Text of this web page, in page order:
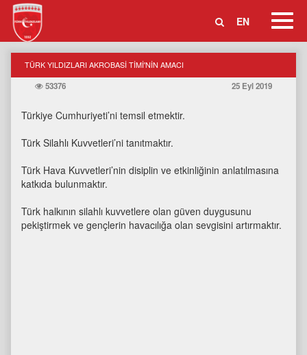
EN
TÜRK YILDIZLARI AKROBASİ TİMİ'NİN AMACI
53376 25 Eyl 2019
Türkiye Cumhuriyeti’ni temsil etmektir.
Türk Silahlı Kuvvetleri’ni tanıtmaktır.
Türk Hava Kuvvetleri’nin disiplin ve etkinliğinin anlatılmasına
katkıda bulunmaktır.
Türk halkının silahlı kuvvetlere olan güven duygusunu
pekiştirmek ve gençlerin havacılığa olan sevgisini artırmaktır.